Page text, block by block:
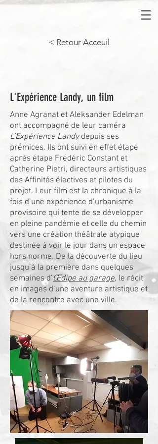
< Retour Acceuil
L'Expérience Landy, un film
Anne Agranat et Aleksander Edelman
ont accompagné de leur caméra
L’Expérience Landydepuis ses
prémices. Ils ont suivi en effet étape
après étape Frédéric Constant et
Catherine Pietri, directeurs artistiques
des Affinités électives et pilotes du
projet. Leur film est la chronique à la
fois d’une expérience d’urbanisme
provisoire qui tente de se développer
en pleine pandémie et celle du chemin
vers une création théâtrale atypique
destinée à voir le jour dans un espace
hors norme. De la découverte du lieu
jusqu’à la première dans quelques
semaines d’Œdipe au garage, le récit
en images d’une aventure artistique et
de la rencontre avec une ville.